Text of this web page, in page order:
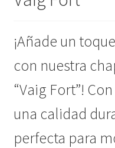
¡Añade un
con nuestra
“Vaig Fort”!
una calidad
perfecta para